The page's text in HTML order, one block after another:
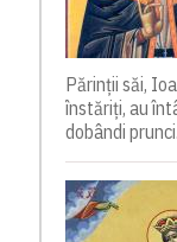
Părinții săi,
înstăriți, au
dobândi